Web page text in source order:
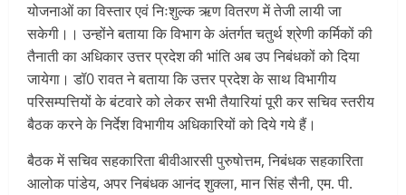
योजनाओं का विस्तार एवं निःशुल्क ऋण वितरण में तेजी लायी जा
सकेगी।। उन्होंने बताया कि विभाग के अंतर्गत चतुर्थ श्रेणी कर्मिकों की
तैनाती का अधिकार उत्तर प्रदेश की भांति अब उप निबंधकों को दिया
जायेगा। डॉ0 रावत ने बताया कि उत्तर प्रदेश के साथ विभागीय
परिसम्पत्तियों के बंटवारे को लेकर सभी तैयारियां पूरी कर सचिव स्तरीय
बैठक करने के निर्देश विभागीय अधिकारियों को दिये गये हैं।
बैठक में सचिव सहकारिता बीवीआरसी पुरुषोत्तम, निबंधक सहकारिता
आलोक पांडेय, अपर निबंधक आनंद शुक्ला, मान सिंह सैनी, एम. पी.